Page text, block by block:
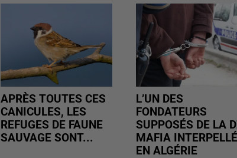
APRÈS TOUTES CES
CANICULES, LES
REFUGES DE FAUNE
SAUVAGE SONT...
L’UN DES
FONDATEURS
SUPPOSÉS DE LA
MAFIA INTERPELLÉ
EN ALGÉRIE